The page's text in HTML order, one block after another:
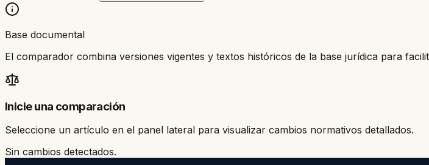
Base documental
El comparador combina versiones vigentes y textos históricos de la base jurídica para
Inicie una comparación
Seleccione un artículo en el panel lateral para visualizar cambios normativos detallados.
Sin cambios detectados.